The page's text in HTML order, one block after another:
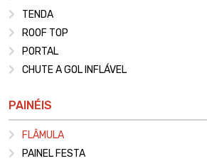
TENDA
ROOF TOP
PORTAL
CHUTE A GOL INFLÁVEL
PAINÉIS
FLÂMULA
PAINEL FESTA